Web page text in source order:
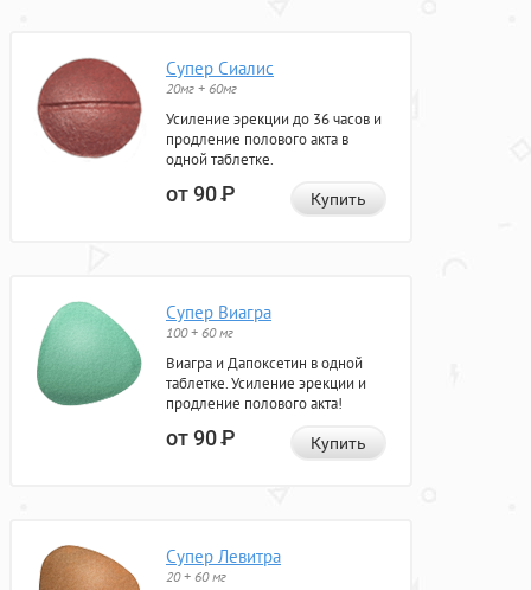
Супер Сиалис
20мг + 60мг
Усиление эрекции до 36 часов и
продление полового акта в
одной таблетке.
от 90Р Купить
Супер Виагра
100 + 60 мг
Виагра и Дапоксетин в одной
таблетке. Усиление эрекции и
продление полового акта!
от 90Р Купить
Супер Левитра
20 + 60 мг